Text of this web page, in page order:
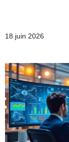
18 juin 2026